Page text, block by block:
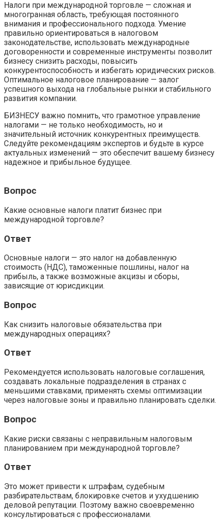
Налоги при международной торговле — сложная и
многогранная область, требующая постоянного
внимания и профессионального подхода. Умение
правильно ориентироваться в налоговом
законодательстве, использовать международные
договоренности и современные инструменты позволит
бизнесу снизить расходы, повысить
конкурентоспособность и избегать юридических рисков.
Оптимальное налоговое планирование — залог
успешного выхода на глобальные рынки и стабильного
развития компании.
БИЗНЕСУ важно помнить, что грамотное управление
налогами — не только необходимость, но и
значительный источник конкурентных преимуществ.
Следуйте рекомендациям экспертов и будьте в курсе
актуальных изменений — это обеспечит вашему бизнесу
надежное и прибыльное будущее.
Вопрос
Какие основные налоги платит бизнес при
международной торговле?
Ответ
Основные налоги — это налог на добавленную
стоимость (НДС), таможенные пошлины, налог на
прибыль, а также возможные акцизы и сборы,
зависящие от юрисдикции.
Вопрос
Как снизить налоговые обязательства при
международных операциях?
Ответ
Рекомендуется использовать налоговые соглашения,
создавать локальные подразделения в странах с
меньшими ставками, применять схемы оптимизации
через налоговые зоны и правильно планировать сделки.
Вопрос
Какие риски связаны с неправильным налоговым
планированием при международной торговле?
Ответ
Это может привести к штрафам, судебным
разбирательствам, блокировке счетов и ухудшению
деловой репутации. Поэтому важно своевременно
консультироваться с профессионалами.